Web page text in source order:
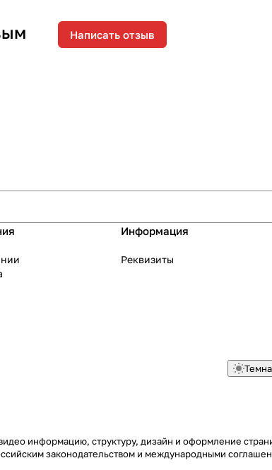
Написать отзыв
Информация
Реквизиты
информацию, структуру, дизайн и оформление
законодательством и международными